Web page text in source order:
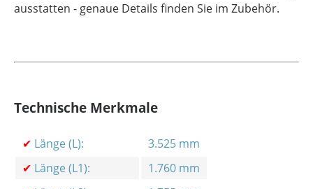
ausstatten - genaue Details finden Sie im Zubehör.
Technische Merkmale
✔ Länge (L):
3.525 mm
✔ Länge (L1):
1.760 mm